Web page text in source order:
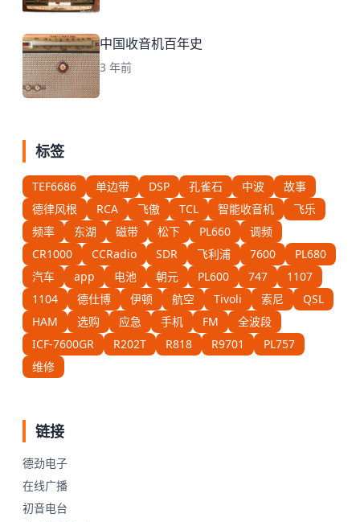
中国收音机百年史
3 年前
标签
TEF6686 单边带 DSP 孔雀石 中波
故事
德律风根
RCA 飞傲 TCL 智能收音机
飞乐
频率
东湖 磁带 松下 PL660
调频
CR1000
CCRadio SDR 飞利浦 7600
PL680
汽车
app 电池 朝元 PL600 747
1107
1104
德仕博 伊顿 航空 Tivoli 索尼
QSL
HAM
选购 应急 手机 FM
全波段
ICF-7600GR
R202T R818 R9701
PL757
维修
链接
德劲电子
在线广播
初音电台